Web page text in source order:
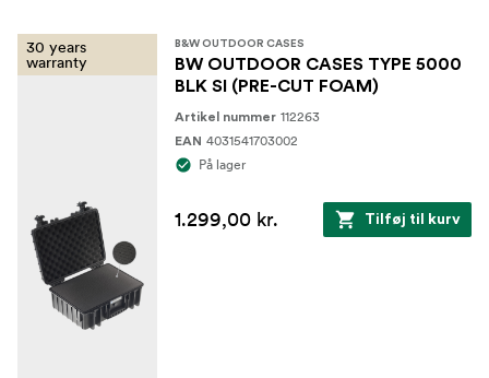
30 years
warranty
B&W OUTDOOR CASES
BW OUTDOOR CASES TYPE 5000
BLK SI (PRE-CUT FOAM)
Artikel nummer 112263
EAN 4031541703002
På lager
1.299,00 kr. Tilføj til kurv